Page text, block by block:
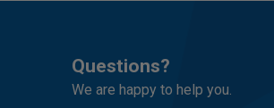
Questions?
We are happy to help you.